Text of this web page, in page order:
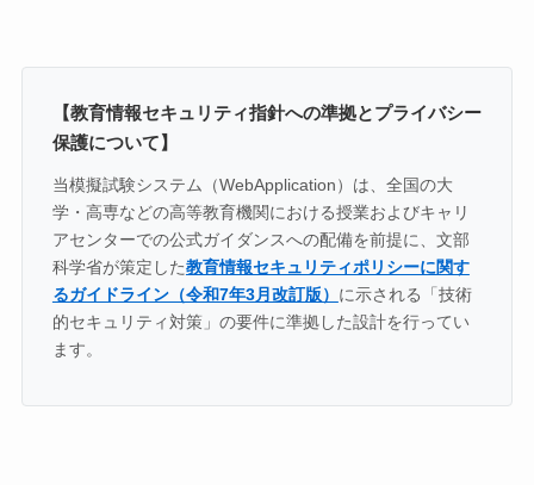
【教育情報セキュリティ指針への準拠とプライバシー
保護について】
当模擬試験システム（WebApplication）は、全国の大
学・高専などの高等教育機関における授業およびキャリ
アセンターでの公式ガイダンスへの配備を前提に、文部
科学省が策定した教育情報セキュリティポリシーに関す
るガイドライン（令和7年3月改訂版） に示される「技術
的セキュリティ対策」の要件に準拠した設計を行ってい
ます。